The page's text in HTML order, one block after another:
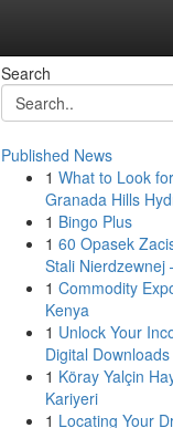
Search
Published News
1 What to Look
Granada Hills
1 Bingo Plus
1 60 Opasek
Stali Nierdzewnej
1 Commodity
Kenya
1 Unlock Your
Digital
1 Köray Yalçin
Kariyeri
1 Locating Your